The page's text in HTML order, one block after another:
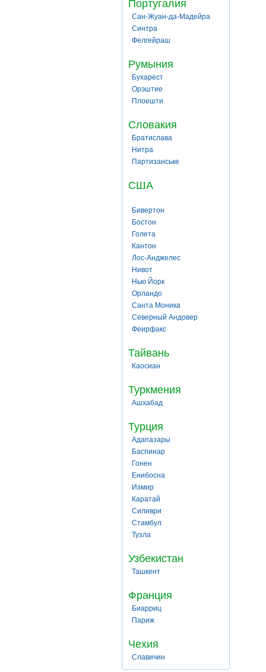
Португалия
Сан-Жуан-да-Мадейра
Синтра
Фелгейраш
Румыния
Бухарест
Орэштие
Плоешти
Словакия
Братислава
Нитра
Партизанське
США
Бивертон
Бостон
Голета
Кантон
Лос-Анджелес
Нивот
Нью Йорк
Орландо
Санта Моника
Северный Андовер
Феирфакс
Тайвань
Каосиан
Туркмения
Ашхабад
Турция
Адапазары
Баспинар
Гонен
Енибосна
Измир
Каратай
Силиври
Стамбул
Тузла
Узбекистан
Ташкент
Франция
Биарриц
Париж
Чехия
Славичин